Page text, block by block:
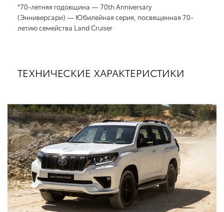
*70-летняя годовщина — 70th Anniversary
(Энниверсари) — Юбилейная серия, посвященная 70-
летию семейства Land Cruiser
ТЕХНИЧЕСКИЕ ХАРАКТЕРИСТИКИ